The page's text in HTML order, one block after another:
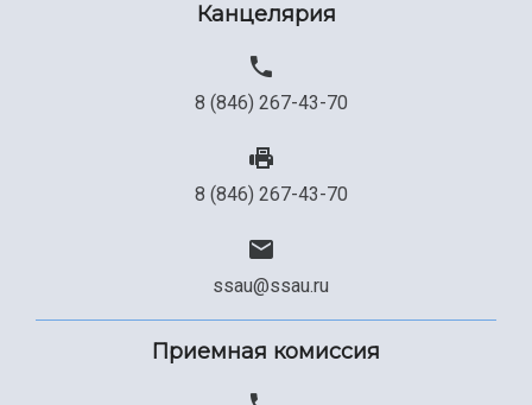
Канцелярия
8 (846) 267-43-70
8 (846) 267-43-70
ssau@ssau.ru
Приемная комиссия